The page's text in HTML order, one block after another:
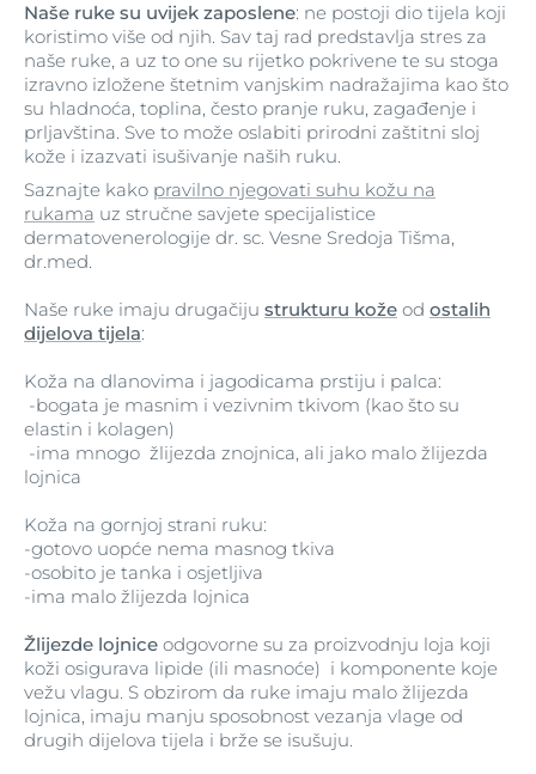
Naše ruke su uvijek zaposlene: ne postoji dio tijela koji
koristimo više od njih. Sav taj rad predstavlja stres za
naše ruke, a uz to one su rijetko pokrivene te su stoga
izravno izložene štetnim vanjskim nadražajima kao što
su hladnoća, toplina, često pranje ruku, zagađenje i
prljavština. Sve to može oslabiti prirodni zaštitni sloj
kože i izazvati isušivanje naših ruku.
Saznajte kako pravilno njegovati suhu kožu na
rukama uz stručne savjete specijalistice
dermatovenerologije dr. sc. Vesne Sredoja Tišma,
dr.med.
Naše ruke imaju drugačiju strukturu kože od ostalih
dijelova tijela:
Koža na dlanovima i jagodicama prstiju i palca:
-bogata je masnim i vezivnim tkivom (kao što su
elastin i kolagen)
-ima mnogo žlijezda znojnica, ali jako malo žlijezda
lojnica
Koža na gornjoj strani ruku:
-gotovo uopće nema masnog tkiva
-osobito je tanka i osjetljiva
-ima malo žlijezda lojnica
Žlijezde lojnice odgovorne su za proizvodnju loja koji
koži osigurava lipide (ili masnoće) i komponente koje
vežu vlagu. S obzirom da ruke imaju malo žlijezda
lojnica, imaju manju sposobnost vezanja vlage od
drugih dijelova tijela i brže se isušuju.